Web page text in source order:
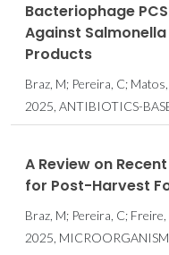
Bacteriophage
Against
Products
Braz, M; Pereira, C;
2025, ANTIBIOTICS-
A Review on
for Post-Harvest
Braz, M; Pereira, C; Freire,
2025,